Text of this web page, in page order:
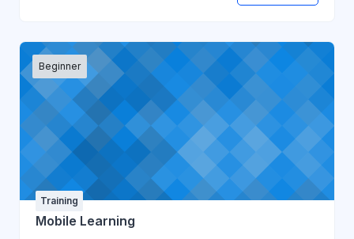
Beginner
Training
Mobile Learning